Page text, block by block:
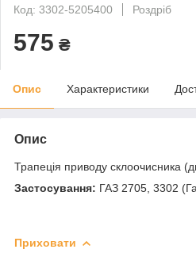
Код: 3302-5205400
Роздріб
575 ₴
Опис Характеристики
Опис
Трапеція приводу склоочисника
Застосування: ГАЗ 2705, 3302
Приховати